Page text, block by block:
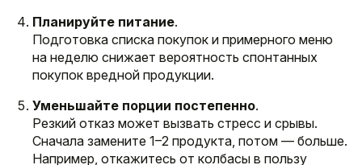
Планируйте питание.
Подготовка списка покупок и примерного меню
на неделю снижает вероятность спонтанных
покупок вредной продукции.
Уменьшайте порции постепенно.
Резкий отказ может вызвать стресс и срывы.
Сначала замените 1–2 продукта, потом — больше.
Например, откажитесь от колбасы в пользу